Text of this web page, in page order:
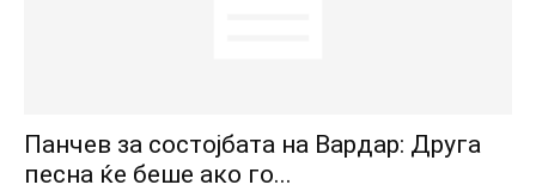
Панчев за состојбата на Вардар: Друга
песна ќе беше ако го...